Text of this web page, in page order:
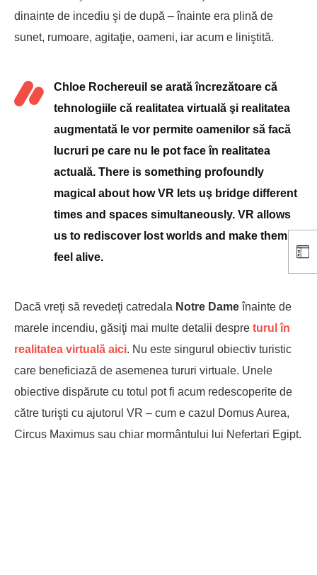
dinainte de incediu şi de după – înainte era plină de
sunet, rumoare, agitaţie, oameni, iar acum e liniştită.
Chloe Rochereuil se arată încrezătoare că
tehnologiile că realitatea virtuală şi realitatea
augmentată le vor permite oamenilor să facă
lucruri pe care nu le pot face în realitatea
actuală. There is something profoundly
magical about how VR lets uş bridge different
times and spaces simultaneously. VR allows
us to rediscover lost worlds and make them
feel alive.
Dacă vreţi să revedeţi catredala Notre Dameînainte de
marele incendiu, găsiţi mai multe detalii despre turul în
realitatea virtuală aici. Nu este singurul obiectiv turistic
care beneficiază de asemenea tururi virtuale. Unele
obiective dispărute cu totul pot fi acum redescoperite de
către turişti cu ajutorul VR – cum e cazul Domus Aurea,
Circus Maximus sau chiar mormântului lui Nefertari Egipt.